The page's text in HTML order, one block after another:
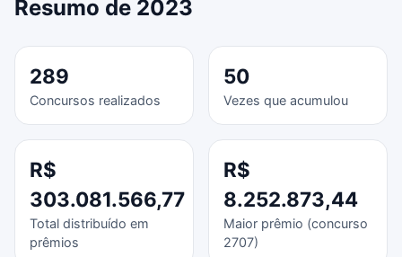
Resumo de 2023
289
Concursos realizados
50
Vezes que acumulou
R$
303.081.566,77
Total distribuído em
prêmios
R$
8.252.873,44
Maior prêmio (concurso
2707)